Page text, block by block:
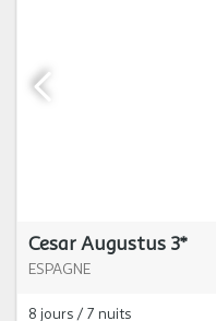
Cesar Augustus 3*
ESPAGNE
8 jours / 7 nuits